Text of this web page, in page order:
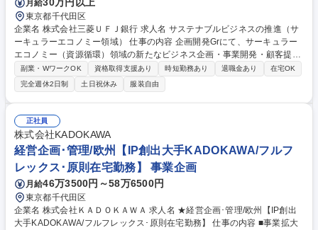
月給
東京都千代田区
企業名 株式会社三菱ＵＦＪ銀行 求人名 サステナブルビジネスの推進（サ
ーキュラーエコノミー領域） 仕事の内容 企画開発Grにて、サーキュラー
エコノミー（資源循環）領域の新たなビジネス企画・事業開発・顧客提案
を担っていただきます。 【主な業務内容】 ■サーキュラーエコノミー領域
における市場・政策・技術・産業動向の調査、顧客課題・事業機会の仮説
構築■素材、化学、食品、流通、小売、自動車、電池、建材、自治体等の
顧客/関係者に対するエンゲージメント、ニーズ把握、ソリューション企画
■再生材マーケットプレイス、再生材トレーディング、資源循環関連サー
ビス等の新規事業・サービスの企画、実証、事業化推進 募集職種 サステ
ナブルビジネスの推進（サーキュラーエコノミー領域）
副業・WワークOK 資格取得支援あり 時短勤務あり 退職金あり
在宅OK
完全週休2日制
土日祝休み 服装自由
正社員
株式会社KADOKAWA
経営企画･管理/欧州【IP創出大手KADOKAWA/フルフ
レックス･原則在宅勤務】 事業企画
月給46万3500円～58万6500円
東京都千代田区
企業名 株式会社ＫＡＤＯＫＡＷＡ 求人名 ★経営企画･管理/欧州【IP創出
大手KADOKAWA/フルフレックス･原則在宅勤務】 仕事の内容 ■事業拡大